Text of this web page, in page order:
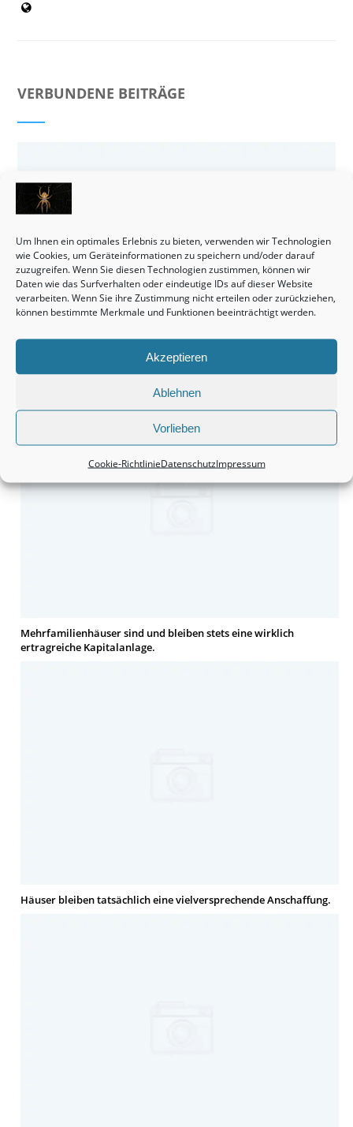
Um Ihnen ein optimales Erlebnis zu bieten, verwenden wir Technologien
wie Cookies, um Geräteinformationen zu speichern und/oder darauf
zuzugreifen. Wenn Sie diesen Technologien zustimmen, können wir
Daten wie das Surfverhalten oder eindeutige IDs auf dieser Website
verarbeiten. Wenn Sie ihre Zustimmung nicht erteilen oder zurückziehen,
können bestimmte Merkmale und Funktionen beeinträchtigt werden.
Akzeptieren
Ablehnen
Vorlieben
Cookie-RichtlinieDatenschutzImpressum
VERBUNDENE BEITRÄGE
Mehrfamilienhäuser sind und bleiben stets eine wirklich
ertragreiche Kapitalanlage.
Häuser bleiben tatsächlich eine vielversprechende Anschaffung.